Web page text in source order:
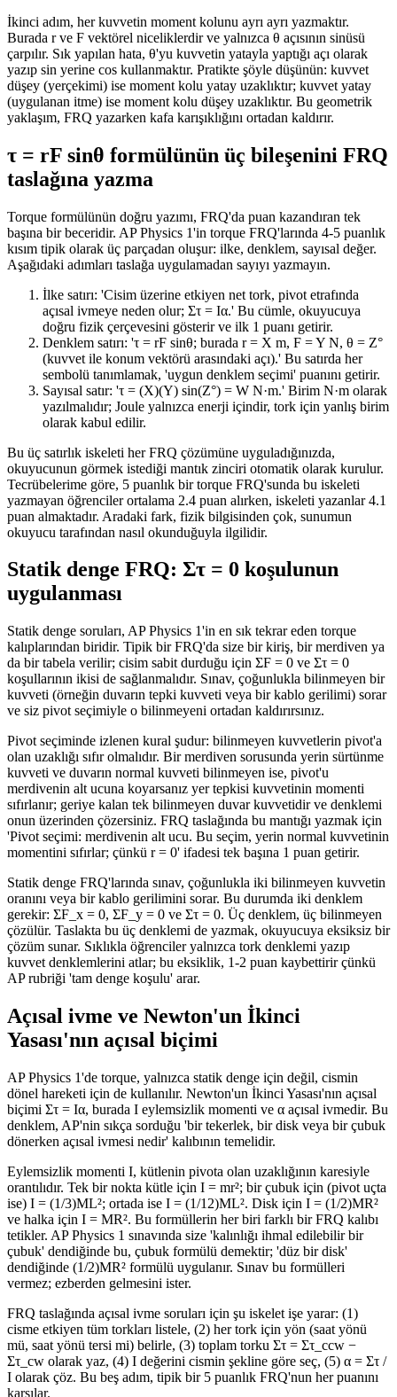
İkinci adım, her kuvvetin moment kolunu ayrı ayrı yazmaktır.
Burada r ve F vektörel niceliklerdir ve yalnızca θ açısının sinüsü
çarpılır. Sık yapılan hata, θ'yu kuvvetin yatayla yaptığı açı olarak
yazıp sin yerine cos kullanmaktır. Pratikte şöyle düşünün: kuvvet
düşey (yerçekimi) ise moment kolu yatay uzaklıktır; kuvvet yatay
(uygulanan itme) ise moment kolu düşey uzaklıktır. Bu geometrik
yaklaşım, FRQ yazarken kafa karışıklığını ortadan kaldırır.
τ = rF sinθ formülünün üç bileşenini FRQ
taslağına yazma
Torque formülünün doğru yazımı, FRQ'da puan kazandıran tek
başına bir beceridir. AP Physics 1'in torque FRQ'larında 4-5 puanlık
kısım tipik olarak üç parçadan oluşur: ilke, denklem, sayısal değer.
Aşağıdaki adımları taslağa uygulamadan sayıyı yazmayın.
İlke satırı: 'Cisim üzerine etkiyen net tork, pivot etrafında
açısal ivmeye neden olur; Στ = Iα.' Bu cümle, okuyucuya
doğru fizik çerçevesini gösterir ve ilk 1 puanı getirir.
Denklem satırı: 'τ = rF sinθ; burada r = X m, F = Y N, θ = Z°
(kuvvet ile konum vektörü arasındaki açı).' Bu satırda her
sembolü tanımlamak, 'uygun denklem seçimi' puanını getirir.
Sayısal satır: 'τ = (X)(Y) sin(Z°) = W N·m.' Birim N·m olarak
yazılmalıdır; Joule yalnızca enerji içindir, tork için yanlış birim
olarak kabul edilir.
Bu üç satırlık iskeleti her FRQ çözümüne uyguladığınızda,
okuyucunun görmek istediği mantık zinciri otomatik olarak kurulur.
Tecrübelerime göre, 5 puanlık bir torque FRQ'sunda bu iskeleti
yazmayan öğrenciler ortalama 2.4 puan alırken, iskeleti yazanlar 4.1
puan almaktadır. Aradaki fark, fizik bilgisinden çok, sunumun
okuyucu tarafından nasıl okunduğuyla ilgilidir.
Statik denge FRQ: Στ = 0 koşulunun
uygulanması
Statik denge soruları, AP Physics 1'in en sık tekrar eden torque
kalıplarından biridir. Tipik bir FRQ'da size bir kiriş, bir merdiven ya
da bir tabela verilir; cisim sabit durduğu için ΣF = 0 ve Στ = 0
koşullarının ikisi de sağlanmalıdır. Sınav, çoğunlukla bilinmeyen bir
kuvveti (örneğin duvarın tepki kuvveti veya bir kablo gerilimi) sorar
ve siz pivot seçimiyle o bilinmeyeni ortadan kaldırırsınız.
Pivot seçiminde izlenen kural şudur: bilinmeyen kuvvetlerin pivot'a
olan uzaklığı sıfır olmalıdır. Bir merdiven sorusunda yerin sürtünme
kuvveti ve duvarın normal kuvveti bilinmeyen ise, pivot'u
merdivenin alt ucuna koyarsanız yer tepkisi kuvvetinin momenti
sıfırlanır; geriye kalan tek bilinmeyen duvar kuvvetidir ve denklemi
onun üzerinden çözersiniz. FRQ taslağında bu mantığı yazmak için
'Pivot seçimi: merdivenin alt ucu. Bu seçim, yerin normal kuvvetinin
momentini sıfırlar; çünkü r = 0' ifadesi tek başına 1 puan getirir.
Statik denge FRQ'larında sınav, çoğunlukla iki bilinmeyen kuvvetin
oranını veya bir kablo gerilimini sorar. Bu durumda iki denklem
gerekir: ΣF_x = 0, ΣF_y = 0 ve Στ = 0. Üç denklem, üç bilinmeyen
çözülür. Taslakta bu üç denklemi de yazmak, okuyucuya eksiksiz bir
çözüm sunar. Sıklıkla öğrenciler yalnızca tork denklemi yazıp
kuvvet denklemlerini atlar; bu eksiklik, 1-2 puan kaybettirir çünkü
AP rubriği 'tam denge koşulu' arar.
Açısal ivme ve Newton'un İkinci
Yasası'nın açısal biçimi
AP Physics 1'de torque, yalnızca statik denge için değil, cismin
dönel hareketi için de kullanılır. Newton'un İkinci Yasası'nın açısal
biçimi Στ = Iα, burada I eylemsizlik momenti ve α açısal ivmedir. Bu
denklem, AP'nin sıkça sorduğu 'bir tekerlek, bir disk veya bir çubuk
dönerken açısal ivmesi nedir' kalıbının temelidir.
Eylemsizlik momenti I, kütlenin pivota olan uzaklığının karesiyle
orantılıdır. Tek bir nokta kütle için I = mr²; bir çubuk için (pivot uçta
ise) I = (1/3)ML²; ortada ise I = (1/12)ML². Disk için I = (1/2)MR²
ve halka için I = MR². Bu formüllerin her biri farklı bir FRQ kalıbı
tetikler. AP Physics 1 sınavında size 'kalınlığı ihmal edilebilir bir
çubuk' dendiğinde bu, çubuk formülü demektir; 'düz bir disk'
dendiğinde (1/2)MR² formülü uygulanır. Sınav bu formülleri
vermez; ezberden gelmesini ister.
FRQ taslağında açısal ivme soruları için şu iskelet işe yarar: (1)
cisme etkiyen tüm torkları listele, (2) her tork için yön (saat yönü
mü, saat yönü tersi mi) belirle, (3) toplam torku Στ = Στ_ccw −
Στ_cw olarak yaz, (4) I değerini cismin şekline göre seç, (5) α = Στ /
I olarak çöz. Bu beş adım, tipik bir 5 puanlık FRQ'nun her puanını
karşılar.